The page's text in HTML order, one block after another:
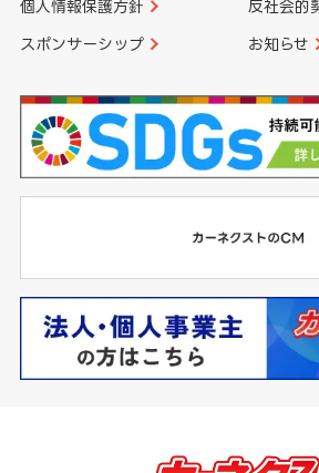
個人情報保護方針 反社会的
スポンサーシップ お知らせ